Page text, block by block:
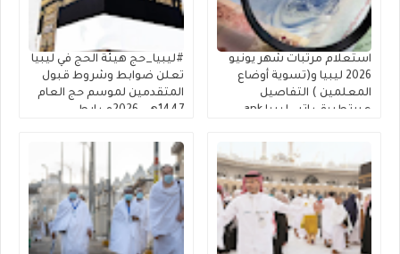
استعلام مرتبات شهر يونيو
2026 ليبيا و(تسوية أوضاع
المعلمين ) التفاصيل
عبرتطبيق راتبي ليبيا apk
#ليبيا_حج هيئة الحج في ليبيا
تعلن ضوابط وشروط قبول
المتقدمين لموسم حج العام
1447هـ – 2026م رابط